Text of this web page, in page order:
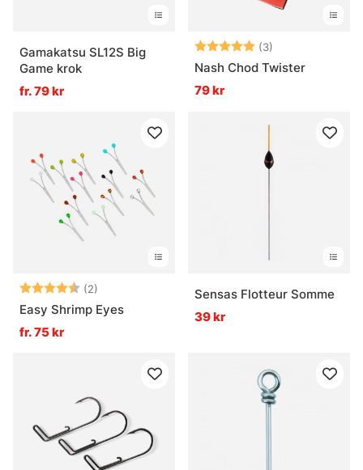
Gamakatsu SL12S Big
Game krok
fr. 79 kr
Betyg: (3)
Nash Chod Twister
79 kr
Betyg: (2)
4.5 utav 5 stjärnor
Easy Shrimp Eyes
fr. 75 kr
Sensas Flotteur Somme
39 kr